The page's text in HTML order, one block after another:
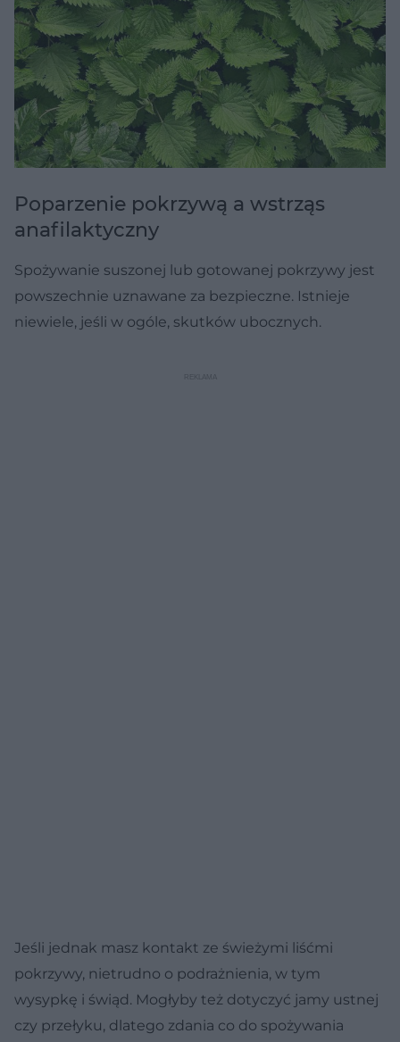
Poparzenie pokrzywą a wstrząs
anafilaktyczny
Spożywanie suszonej lub gotowanej pokrzywy jest
powszechnie uznawane za bezpieczne. Istnieje
niewiele, jeśli w ogóle, skutków ubocznych.
Jeśli jednak masz kontakt ze świeżymi liśćmi
pokrzywy, nietrudno o podrażnienia, w tym
wysypkę i świąd. Mogłyby też dotyczyć jamy ustnej
czy przełyku, dlatego zdania co do spożywania